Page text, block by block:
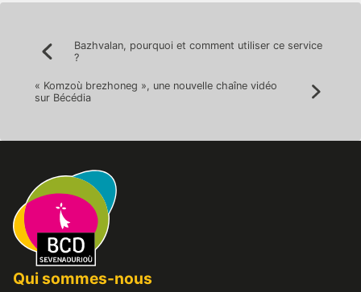
Navigation
l’article
Précédent:
Bazhvalan, pourquoi et comment utiliser ce service
?
« Komzoù brezhoneg », une nouvelle chaîne vidéo
sur Bécédia
Qui sommes-nous